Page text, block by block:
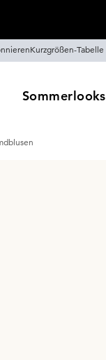
Kurzgrößen-Tabelle
Sommerlooks